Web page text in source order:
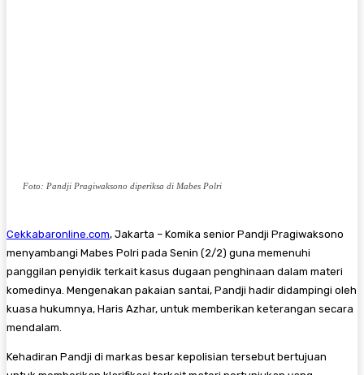
Foto: Pandji Pragiwaksono diperiksa di Mabes Polri
Cekkabaronline.com, Jakarta – ​Komika senior Pandji Pragiwaksono
menyambangi Mabes Polri pada Senin (2/2) guna memenuhi
panggilan penyidik terkait kasus dugaan penghinaan dalam materi
komedinya. Mengenakan pakaian santai, Pandji hadir didampingi oleh
kuasa hukumnya, Haris Azhar, untuk memberikan keterangan secara
mendalam.
​Kehadiran Pandji di markas besar kepolisian tersebut bertujuan